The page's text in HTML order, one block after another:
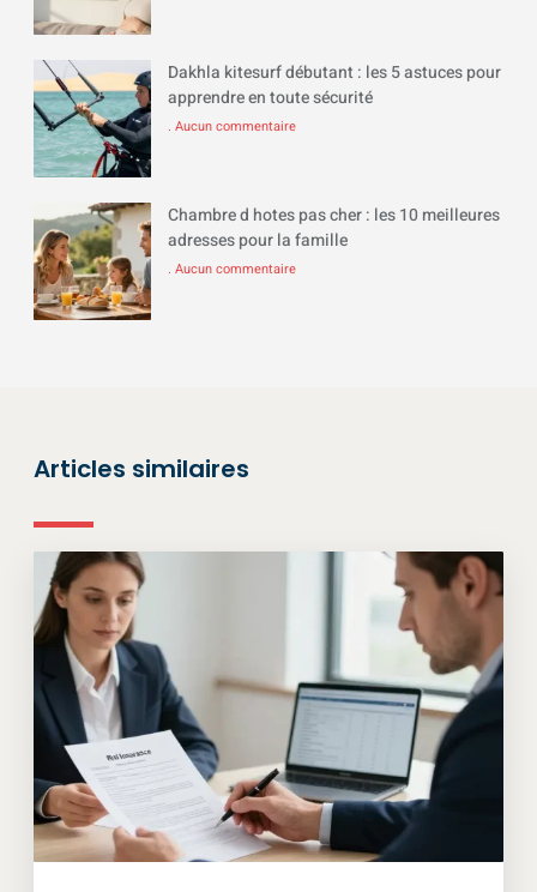
Dakhla kitesurf débutant : les 5 astuces pour
apprendre en toute sécurité
Aucun commentaire
Chambre d hotes pas cher : les 10 meilleures
adresses pour la famille
Aucun commentaire
Articles similaires